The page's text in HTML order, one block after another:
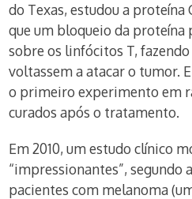
do Texas, estudou a proteína
que um bloqueio da
sobre os linfócitos T, fazendo
voltassem a atacar o tumor.
o primeiro experimento em
curados após o tratamento.
Em 2010, um estudo clínico
“impressionantes”, segundo
pacientes com melanoma